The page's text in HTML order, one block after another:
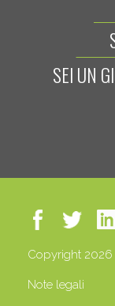
SEI UN
Copyright 2026
Note legali